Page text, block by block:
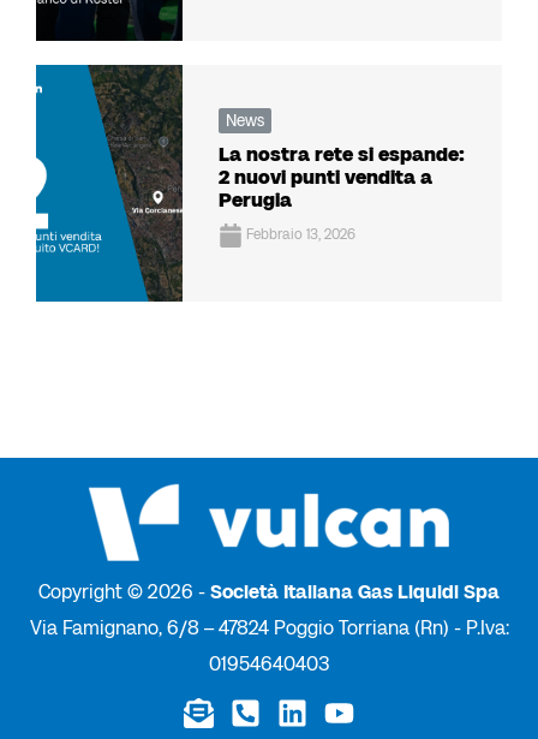
News
La nostra rete si espande:
2 nuovi punti vendita a
Perugia
Febbraio 13, 2026
Copyright © 2026 - Società Italiana Gas Liquidi Spa
Via Famignano, 6/8 – 47824 Poggio Torriana (Rn) - P.Iva:
01954640403